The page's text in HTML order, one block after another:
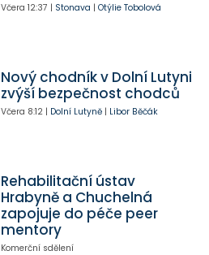
Včera 12:37 | Stonava | Otýlie Tobolová
Nový chodník v Dolní Lutyni
zvýší bezpečnost chodců
Včera 8:12| Dolní Lutyně| Libor Běčák
Rehabilitační ústav
Hrabyně a Chuchelná
zapojuje do péče peer
mentory
Komerční sdělení